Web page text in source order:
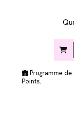
Programme
Points.